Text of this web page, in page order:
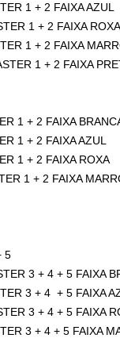
1 + 2 FAIXA AZUL
1 + 2 FAIXA ROXA
1 + 2 FAIXA
1 + 2 FAIXA
1 + 2 FAIXA
1 + 2 FAIXA AZUL
1 + 2 FAIXA ROXA
1 + 2 FAIXA
5
3 + 4 + 5 FAIXA
3 + 4 + 5 FAIXA
3 + 4 + 5 FAIXA
3 + 4 + 5 FAIXA